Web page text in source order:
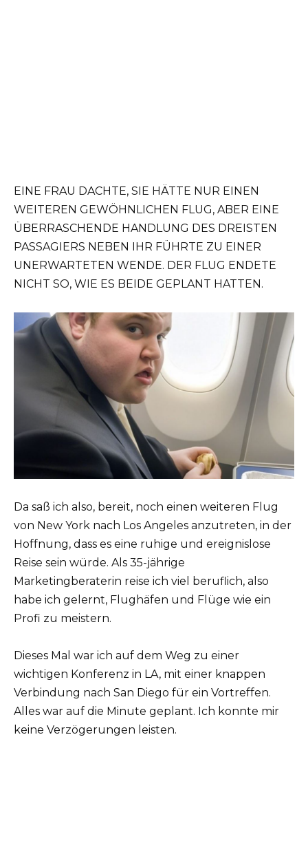
EINE FRAU DACHTE, SIE HÄTTE NUR EINEN
WEITEREN GEWÖHNLICHEN FLUG, ABER EINE
ÜBERRASCHENDE HANDLUNG DES DREISTEN
PASSAGIERS NEBEN IHR FÜHRTE ZU EINER
UNERWARTETEN WENDE. DER FLUG ENDETE
NICHT SO, WIE ES BEIDE GEPLANT HATTEN.
Da saß ich also, bereit, noch einen weiteren Flug
von New York nach Los Angeles anzutreten, in der
Hoffnung, dass es eine ruhige und ereignislose
Reise sein würde. Als 35-jährige
Marketingberaterin reise ich viel beruflich, also
habe ich gelernt, Flughäfen und Flüge wie ein
Profi zu meistern.
Dieses Mal war ich auf dem Weg zu einer
wichtigen Konferenz in LA, mit einer knappen
Verbindung nach San Diego für ein Vortreffen.
Alles war auf die Minute geplant. Ich konnte mir
keine Verzögerungen leisten.